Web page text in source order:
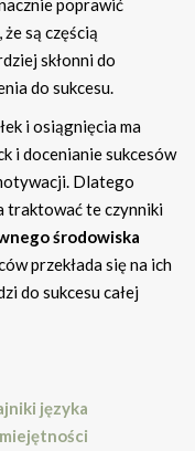
poprawić
są częścią
skłonni do
do sukcesu.
i osiągnięcia ma
i docenianie sukcesów
Dlatego
traktować te czynniki
środowiska
przekłada się na ich
do sukcesu całej
języka